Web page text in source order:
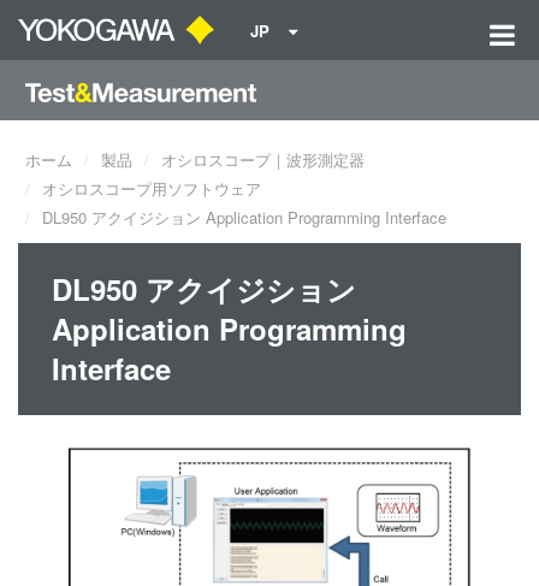
JP
ホーム 製品
オシロスコープ｜波形測定器
オシロスコープ用ソフトウェア
DL950 アクイジション Application Programming Interface
DL950 アクイジション
Application Programming
Interface